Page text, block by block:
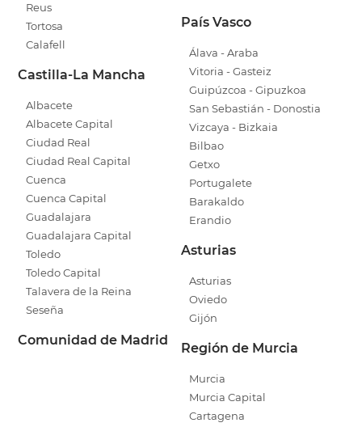
Reus
Tortosa
Calafell
Castilla-La Mancha
Albacete
Albacete Capital
Ciudad Real
Ciudad Real Capital
Cuenca
Cuenca Capital
Guadalajara
Guadalajara Capital
Toledo
Toledo Capital
Talavera de la Reina
Seseña
Comunidad de Madrid
País Vasco
Álava - Araba
Vitoria - Gasteiz
Guipúzcoa - Gipuzkoa
San Sebastián - Donostia
Vizcaya - Bizkaia
Bilbao
Getxo
Portugalete
Barakaldo
Erandio
Asturias
Asturias
Oviedo
Gijón
Región de Murcia
Murcia
Murcia Capital
Cartagena